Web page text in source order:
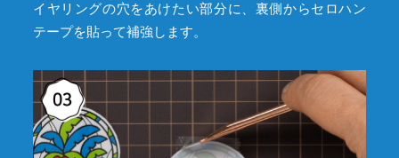
イヤリングの穴をあけたい部分に、裏側からセロハン
テープを貼って補強します。